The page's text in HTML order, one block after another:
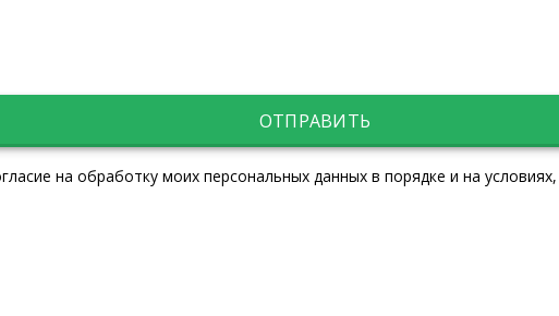
ОТПРАВИТЬ
на обработку моих персональных данных в порядке и на